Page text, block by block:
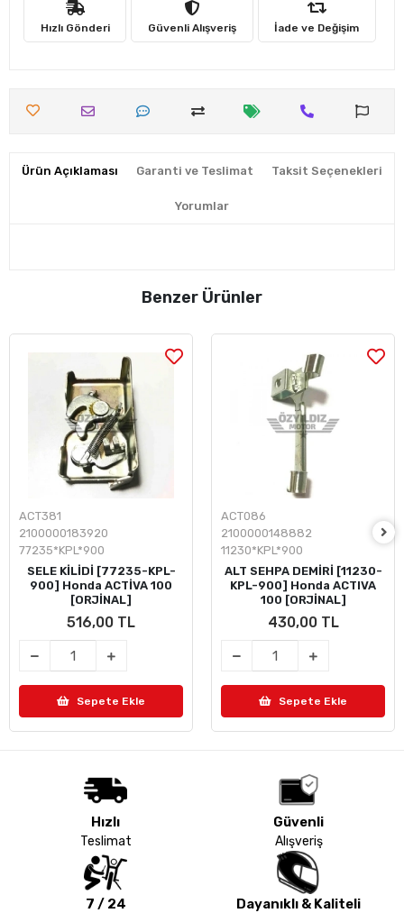
Hızlı Gönderi Güvenli Alışveriş İade ve Değişim
Ürün Açıklaması Garanti ve Teslimat Taksit Seçenekleri
Yorumlar
Benzer Ürünler
ACT381
2100000183920
77235*KPL*900
SELE KİLİDİ [77235-KPL-
900] Honda ACTİVA 100
[ORJİNAL]
516,00 TL
Sepete Ekle
ACT086
2100000148882
11230*KPL*900
ALT SEHPA DEMİRİ [11230-
KPL-900] Honda ACTIVA
100 [ORJİNAL]
430,00 TL
Sepete Ekle
Hızlı
Teslimat
Güvenli
Alışveriş
7 / 24 Dayanıklı & Kaliteli